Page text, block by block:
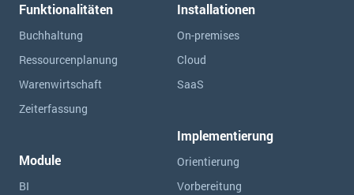
Funktionalitäten
Buchhaltung
Ressourcen­planung
Warenwirtschaft
Zeiterfassung
Module
BI
Installationen
On-premises
Cloud
SaaS
Implementierung
Orientierung
Vorbereitung